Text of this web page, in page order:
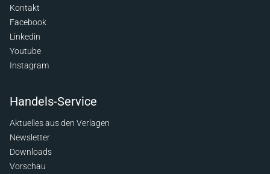
Kontakt
Facebook
Linkedin
Youtube
Instagram
Handels-Service
Aktuelles aus den Verlagen
Newsletter
Downloads
Vorschau